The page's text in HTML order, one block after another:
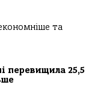
та
перевищила 25,5